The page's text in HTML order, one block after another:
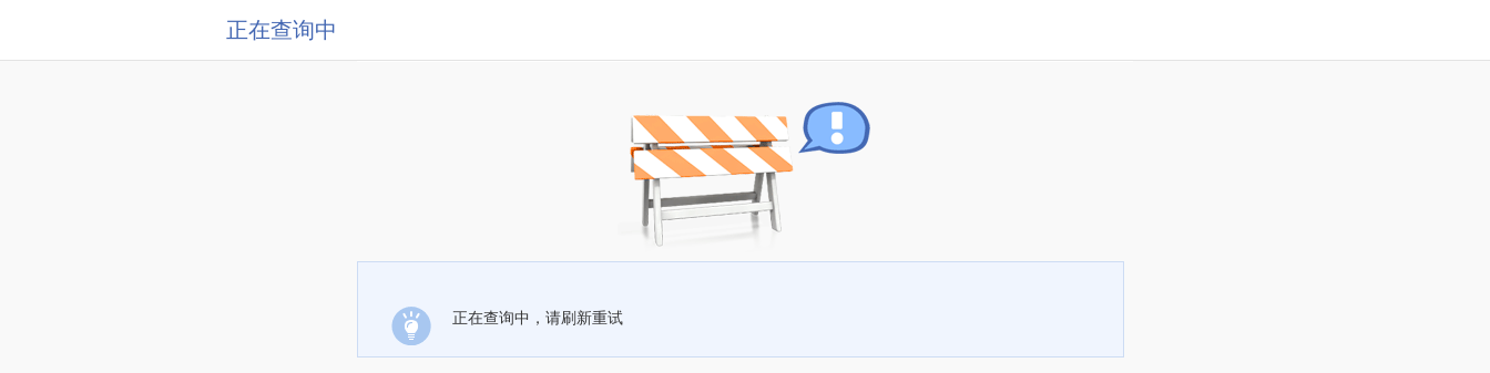
正在查询中
正在查询中，请刷新重试